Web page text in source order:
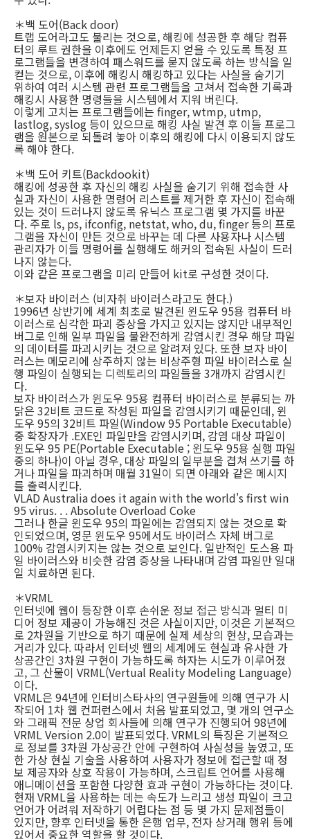
＊백 도어(Back door)
트랩 도어라고도 불리는 것으로, 해킹에 성공한 후 해당 컴퓨
터의 루트 권한을 이후에도 언제든지 얻을 수 있도록 특정 프
로그램들을 변경하여 패스워드를 묻지 않도록 하는 방식을 일
컫는 것으로, 이후에 해킹시 해킹하고 있다는 사실을 숨기기
위하여 여러 시스템 관련 프로그램들을 고쳐서 접속한 기록과
해킹시 사용한 명령들을 시스템에서 지워 버린다.
이렇게 고치는 프로그램들에는 finger, wtmp, utmp,
lastlog, syslog 등이 있으므로 해킹 사실 발견 후 이들 프로그
램을 원본으로 되돌려 놓아 이후의 해킹에 다시 이용되지 않도
록 해야 한다.
＊백 도어 키트(Backdookit)
해킹에 성공한 후 자신의 해킹 사실을 숨기기 위해 접속한 사
실과 자신이 사용한 명령어 리스트를 제거한 후 자신이 접속해
있는 것이 드러나지 않도록 유닉스 프로그램 몇 가지를 바꾼
다. 주로 ls, ps, ifconfig, netstat, who, du, finger 등의 프로
그램을 자신이 만든 것으로 바꾸는 데 다른 사용자나 시스템
관리자가 이들 명령어를 실행해도 해커의 접속된 사실이 드러
나지 않는다.
이와 같은 프로그램을 미리 만들어 kit로 구성한 것이다.
＊보자 바이러스 (비자취 바이러스라고도 한다.)
1996년 상반기에 세계 최초로 발견된 윈도우 95용 컴퓨터 바
이러스로 심각한 파괴 증상을 가지고 있지는 않지만 내부적인
버그로 인해 일부 파일을 불완전하게 감염시킨 경우 해당 파일
의 데이터를 파괴시키는 것으로 알려져 있다. 또한 보자 바이
러스는 메모리에 상주하지 않는 비상주형 파일 바이러스로 실
행 파일이 실행되는 디렉토리의 파일들을 3개까지 감염시킨
다.
보자 바이러스가 윈도우 95용 컴퓨터 바이러스로 분류되는 까
닭은 32비트 코드로 작성된 파일을 감염시키기 때문인데, 윈
도우 95의 32비트 파일(Window 95 Portable Executable)
중 확장자가 .EXE인 파일만을 감염시키며, 감염 대상 파일이
윈도우 95 PE(Portable Executable ; 윈도우 95용 실행 파일
중의 하나)이 아닐 경우, 대상 파일의 일부분을 겹쳐 쓰기를 하
거나 파일을 파괴하며 매월 31일이 되면 아래와 같은 메시지
를 출력시킨다.
VLAD Australia does it again with the world's first win
95 virus. . . Absolute Overload Coke
그러나 한글 윈도우 95의 파일에는 감염되지 않는 것으로 확
인되었으며, 영문 윈도우 95에서도 바이러스 자체 버그로
100% 감염시키지는 않는 것으로 보인다. 일반적인 도스용 파
일 바이러스와 비슷한 감염 증상을 나타내며 감염 파일만 일대
일 치료하면 된다.
＊VRML
인터넷에 웹이 등장한 이후 손쉬운 정보 접근 방식과 멀티 미
디어 정보 제공이 가능해진 것은 사실이지만, 이것은 기본적으
로 2차원을 기반으로 하기 때문에 실제 세상의 현상, 모습과는
거리가 있다. 따라서 인터넷 웹의 세계에도 현실과 유사한 가
상공간인 3차원 구현이 가능하도록 하자는 시도가 이루어졌
고, 그 산물이 VRML(Vertual Reality Modeling Language)
이다.
VRML은 94년에 인터비스타사의 연구원들에 의해 연구가 시
작되어 1차 웹 컨퍼런스에서 처음 발표되었고, 몇 개의 연구소
와 그래픽 전문 상업 회사들에 의해 연구가 진행되어 98년에
VRML Version 2.0이 발표되었다. VRML의 특징은 기본적으
로 정보를 3차원 가상공간 안에 구현하여 사실성을 높였고, 또
한 가상 현실 기술을 사용하여 사용자가 정보에 접근할 때 정
보 제공자와 상호 작용이 가능하며, 스크립트 언어를 사용해
애니메이션을 포함한 다양한 효과 구현이 가능하다는 것이다.
현재 VRML을 사용하는 데는 속도가 느리고 생성 파일이 크고
언어가 어려워 저작하기 어렵다는 점 등 몇 가지 문제점들이
있지만, 향후 인터넷을 통한 은행 업무, 전자 상거래 행위 등에
있어서 중요한 역할을 할 것이다.